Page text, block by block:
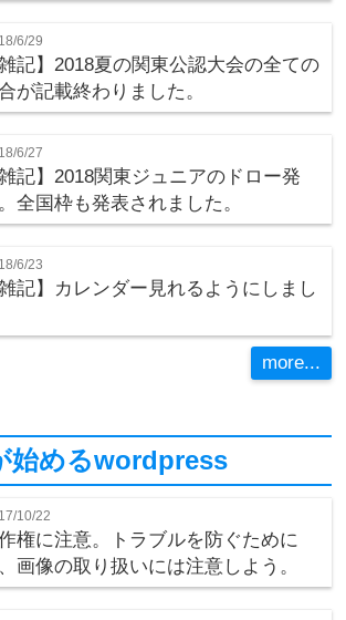
6/29
雑記】2018夏の関東公認大会の全ての
が記載終わりました。
6/27
雑記】2018関東ジュニアのドロー発
全国枠も発表されました。
6/23
雑記】カレンダー見れるようにしまし
more...
始めるwordpress
10/22
権に注意。トラブルを防ぐために
画像の取り扱いには注意しよう。